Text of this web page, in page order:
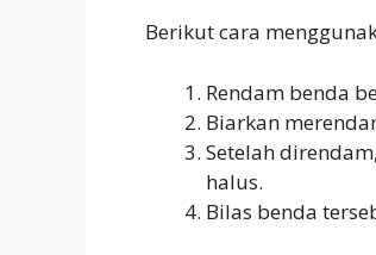
Berikut cara
Rendam benda
Biarkan
Setelah
halus.
Bilas benda